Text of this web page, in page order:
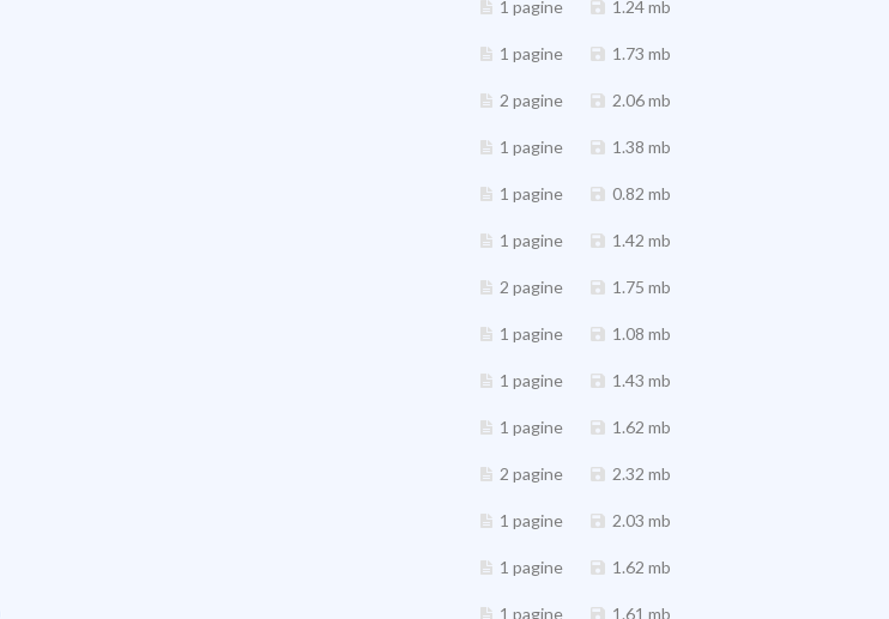
1 pagine 1.24 mb
1 pagine 1.73 mb
2 pagine 2.06 mb
1 pagine 1.38 mb
1 pagine 0.82 mb
1 pagine 1.42 mb
2 pagine 1.75 mb
1 pagine 1.08 mb
1 pagine 1.43 mb
1 pagine 1.62 mb
2 pagine 2.32 mb
1 pagine 2.03 mb
1 pagine 1.62 mb
1 pagine 1.61 mb